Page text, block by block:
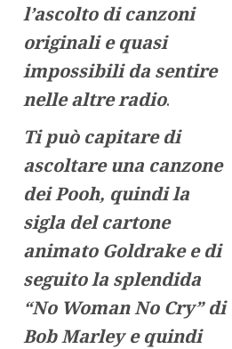
l’ascolto di canzoni
originali e quasi
impossibili da sentire
nelle altre radio.
Ti può capitare di
ascoltare una canzone
dei Pooh, quindi la
sigla del cartone
animato Goldrake e di
seguito la splendida
“No Woman No Cry” di
Bob Marley e quindi